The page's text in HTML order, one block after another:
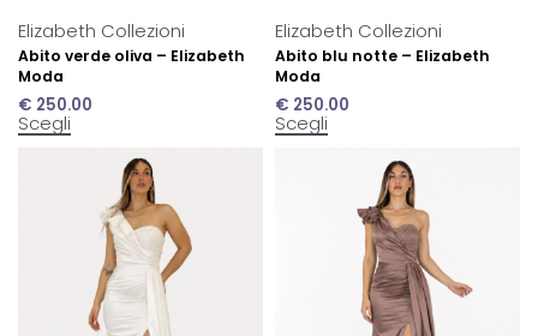
Elizabeth Collezioni
Abito verde oliva – Elizabeth
Moda
€ 250.00
Scegli
Elizabeth Collezioni
Abito blu notte – Elizabeth
Moda
€ 250.00
Scegli